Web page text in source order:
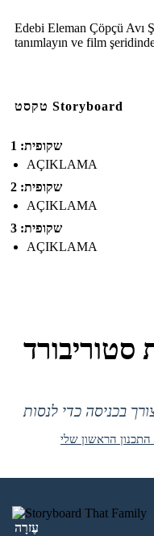
Edebi Eleman Çöpçü Avı
tanımlayın ve film
טקסט Storyboard
שקופית: 1
AÇIKLAMA
שקופית: 2
AÇIKLAMA
שקופית: 3
AÇIKLAMA
סטוריבורד
התכנון הראשון שלי
עֶזרָה